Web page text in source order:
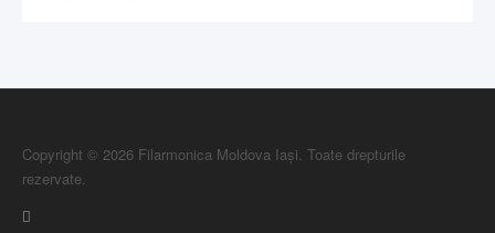
Copyright © 2026 Filarmonica Moldova Iași. Toate drepturile
rezervate.